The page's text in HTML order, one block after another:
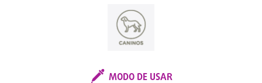
MODO DE USAR